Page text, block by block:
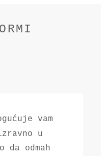
vam
u
da odmah